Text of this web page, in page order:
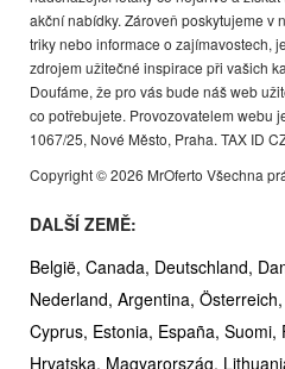
akční nabídky. Zároveň poskytujeme v
triky nebo informace o zajímavostech,
zdrojem užitečné inspirace při vašich
Doufáme, že pro vás bude náš web
co potřebujete. Provozovatelem webu
1067/25, Nové Město, Praha. TAX ID
Copyright © 2026 MrOferto Všechna
DALŠÍ ZEMĚ:
België, Canada, Deutschland,
Nederland, Argentina, Österreich,
Cyprus, Estonia, España, Suomi,
Hrvatska, Magyarország,